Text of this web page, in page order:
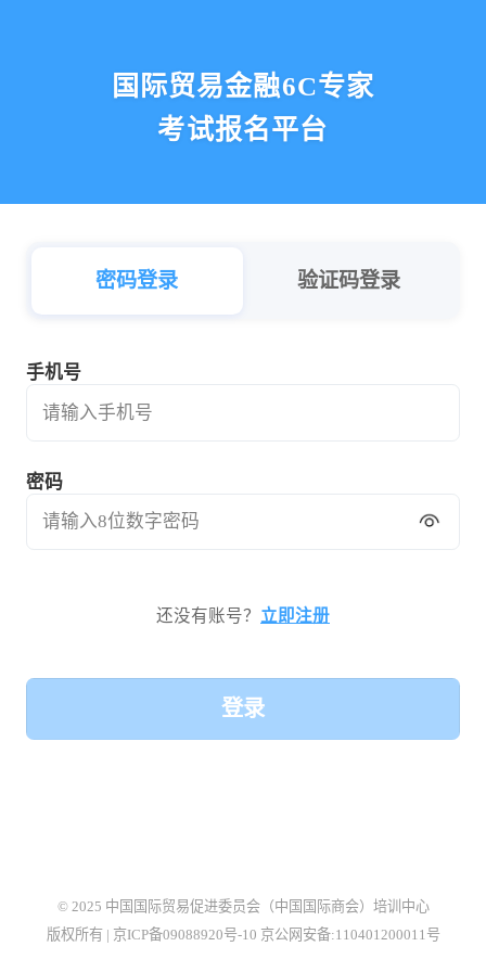
国际贸易金融6C专家
考试报名平台
密码登录 验证码登录
手机号
请输入手机号
密码
请输入8位数字密码
还没有账号？ 立即注册
登录
© 2025 中国国际贸易促进委员会（中国国际商会）培训中心
版权所有 | 京ICP备09088920号-10 京公网安备:110401200011号